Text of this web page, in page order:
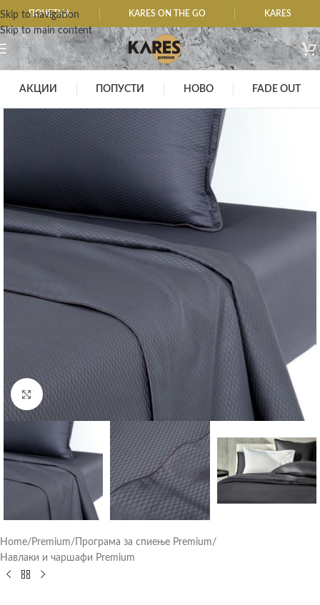
Skip to navigation
Skip to main content
ПОЧЕТНА KARES ON THE GO KARES
АКЦИИ ПОПУСТИ НОВО FADE OUT
Click to enlarge
Home/ Premium/ Програма за спиење Premium/
Навлаки и чаршафи Premium